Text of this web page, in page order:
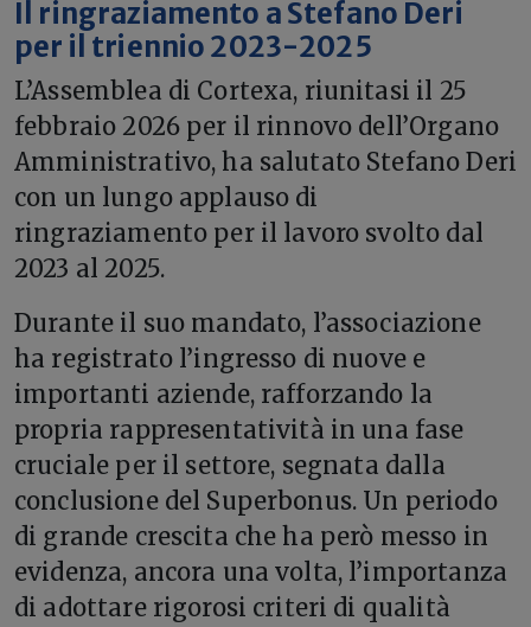
Il ringraziamento a Stefano Deri
per il triennio 2023-2025
L’Assemblea di Cortexa, riunitasi il 25
febbraio 2026 per il rinnovo dell’Organo
Amministrativo, ha salutato Stefano Deri
con un lungo applauso di
ringraziamento per il lavoro svolto dal
2023 al 2025.
Durante il suo mandato, l’associazione
ha registrato l’ingresso di nuove e
importanti aziende, rafforzando la
propria rappresentatività in una fase
cruciale per il settore, segnata dalla
conclusione del Superbonus. Un periodo
di grande crescita che ha però messo in
evidenza, ancora una volta, l’importanza
di adottare rigorosi criteri di qualità